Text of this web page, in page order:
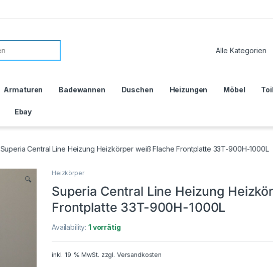
Armaturen Badewannen Duschen Heizungen Möbel
Ebay
Superia Central Line Heizung Heizkörper weiß Flache Frontplatte 33T-900H-1000L
🔍
Heizkörper
Superia Central Line Heizung
Frontplatte 33T-900H-1000L
Availability:1 vorrätig
inkl. 19 % MwSt. zzgl. Versandkosten